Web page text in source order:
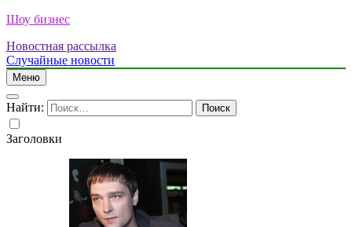
Шоу бизнес
Новостная рассылка
Случайные новости
Меню
Найти:
Заголовки